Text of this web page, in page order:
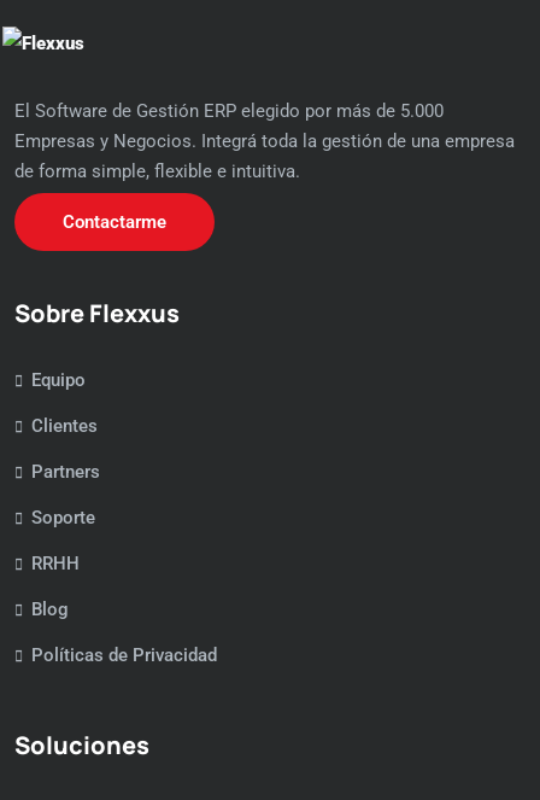
El Software de Gestión ERP elegido por más de 5.000
Empresas y Negocios. Integrá toda la gestión de una empresa
de forma simple, flexible e intuitiva.
Contactarme
Sobre Flexxus
Equipo
Clientes
Partners
Soporte
RRHH
Blog
Políticas de Privacidad
Soluciones